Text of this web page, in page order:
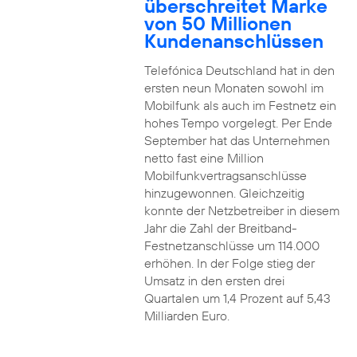
überschreitet Marke
von 50 Millionen
Kundenanschlüssen
Telefónica Deutschland hat in den
ersten neun Monaten sowohl im
Mobilfunk als auch im Festnetz ein
hohes Tempo vorgelegt. Per Ende
September hat das Unternehmen
netto fast eine Million
Mobilfunkvertragsanschlüsse
hinzugewonnen. Gleichzeitig
konnte der Netzbetreiber in diesem
Jahr die Zahl der Breitband-
Festnetzanschlüsse um 114.000
erhöhen. In der Folge stieg der
Umsatz in den ersten drei
Quartalen um 1,4 Prozent auf 5,43
Milliarden Euro.